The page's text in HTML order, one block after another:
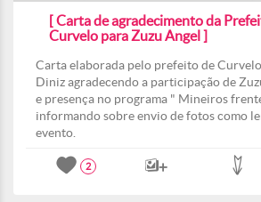
[ Carta de agradecimento da
Curvelo para Zuzu Angel ]
Carta elaborada pelo prefeito de
Diniz agradecendo a participação de
e presença no programa " Mineiros
informando sobre envio de fotos como
evento.
2